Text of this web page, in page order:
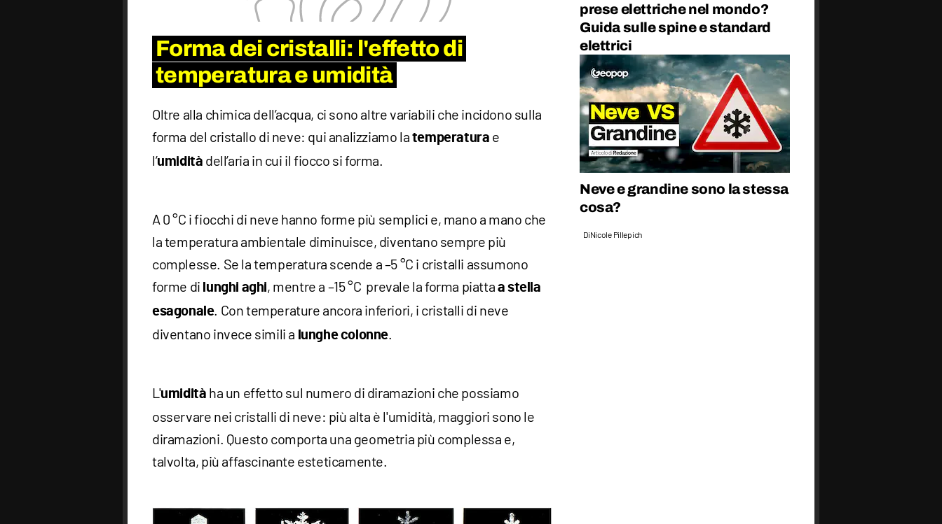
Forma dei cristalli: l'effetto di
temperatura e umidità
Oltre alla chimica dell’acqua, ci sono altre variabili che incidono sulla
forma del cristallo di neve: qui analizziamo la temperatura e
l’umidità dell’aria in cui il fiocco si forma.
A 0 °C i fiocchi di neve hanno forme più semplici e, mano a mano che
la temperatura ambientale diminuisce, diventano sempre più
complesse. Se la temperatura scende a –5 °C i cristalli assumono
forme di lunghi aghi, mentre a –15 °C prevale la forma piatta a stella
esagonale. Con temperature ancora inferiori, i cristalli di neve
diventano invece simili a lunghe colonne.
L'umidità ha un effetto sul numero di diramazioni che possiamo
osservare nei cristalli di neve: più alta è l'umidità, maggiori sono le
diramazioni. Questo comporta una geometria più complessa e,
talvolta, più affascinante esteticamente.
prese elettriche nel mondo?
Guida sulle spine e standard
elettrici
Neve e grandine sono la stessa
cosa?
DiNicole Pillepich